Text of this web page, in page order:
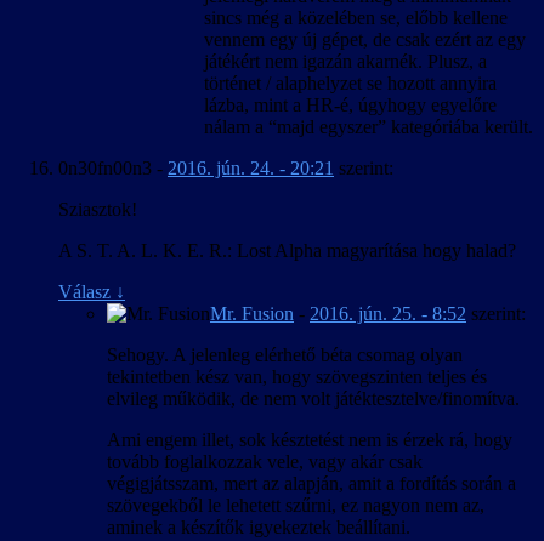
sincs még a közelében se, előbb kellene
vennem egy új gépet, de csak ezért az egy
játékért nem igazán akarnék. Plusz, a
történet / alaphelyzet se hozott annyira
lázba, mint a HR-é, úgyhogy egyelőre
nálam a “majd egyszer” kategóriába került.
0n30fn00n3 - 2016. jún. 24. - 20:21 szerint:
Sziasztok!
A S. T. A. L. K. E. R.: Lost Alpha magyarítása hogy halad?
Válasz ↓
Mr. Fusion - 2016. jún. 25. - 8:52 szerint:
Sehogy. A jelenleg elérhető béta csomag olyan
tekintetben kész van, hogy szövegszinten teljes és
elvileg működik, de nem volt játéktesztelve/finomítva.
Ami engem illet, sok késztetést nem is érzek rá, hogy
tovább foglalkozzak vele, vagy akár csak
végigjátsszam, mert az alapján, amit a fordítás során a
szövegekből le lehetett szűrni, ez nagyon nem az,
aminek a készítők igyekeztek beállítani.